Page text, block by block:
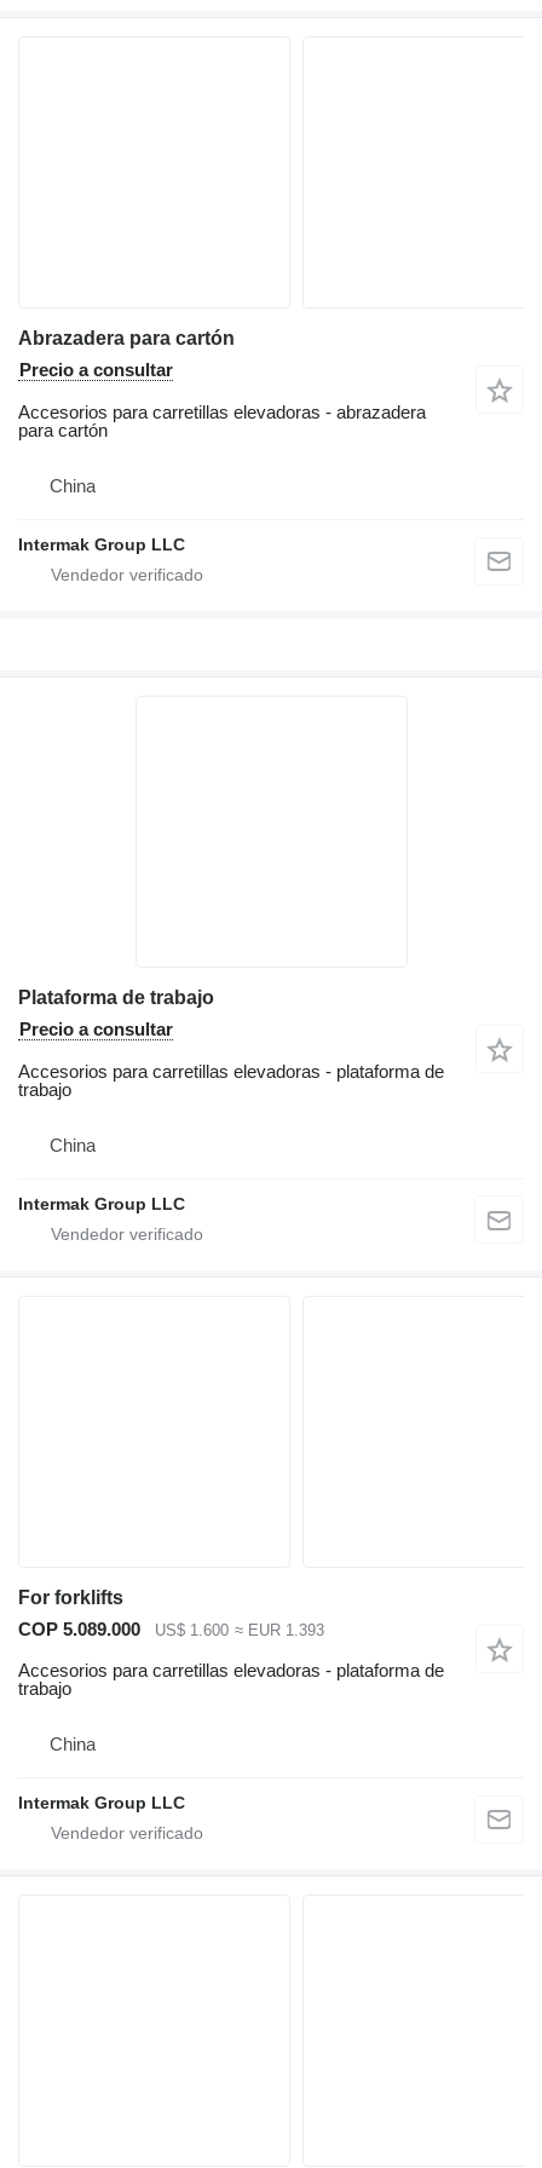
Abrazadera para cartón
Precio a consultar
Accesorios para carretillas elevadoras - abrazadera
para cartón
China
Intermak Group LLC
Plataforma de trabajo
Precio a consultar
Accesorios para carretillas elevadoras - plataforma de
trabajo
China
Intermak Group LLC
For forklifts
COP 5.089.000
US$ 1.600 ≈ EUR 1.393
Accesorios para carretillas elevadoras - plataforma de
trabajo
China
Intermak Group LLC